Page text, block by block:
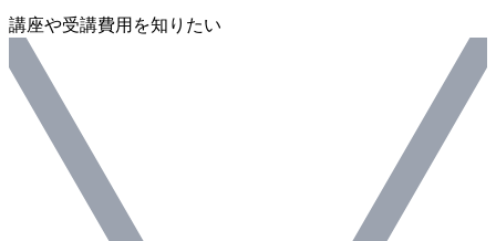
講座や受講費用を知りたい